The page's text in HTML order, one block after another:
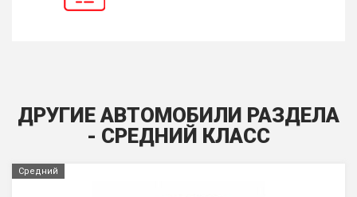
ДРУГИЕ АВТОМОБИЛИ РАЗДЕЛА
- СРЕДНИЙ КЛАСС
Средний